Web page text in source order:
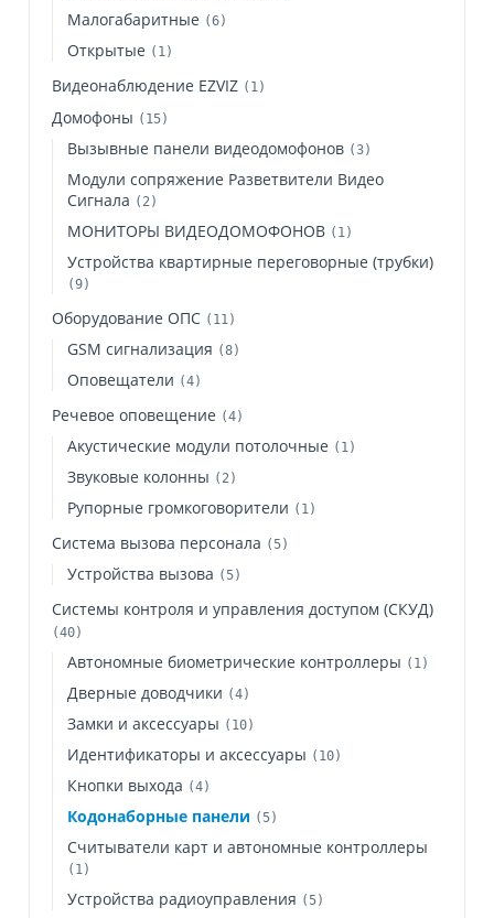
Малогабаритные (6)
Открытые (1)
Видеонаблюдение EZVIZ (1)
Домофоны (15)
Вызывные панели видеодомофонов (3)
Модули сопряжение Разветвители Видео
Сигнала (2)
МОНИТОРЫ ВИДЕОДОМОФОНОВ (1)
Устройства квартирные переговорные (трубки)
(9)
Оборудование ОПС (11)
GSM сигнализация (8)
Оповещатели (4)
Речевое оповещение (4)
Акустические модули потолочные (1)
Звуковые колонны (2)
Рупорные громкоговорители (1)
Система вызова персонала (5)
Устройства вызова (5)
Системы контроля и управления доступом (СКУД)
(40)
Автономные биометрические контроллеры (1)
Дверные доводчики (4)
Замки и аксессуары (10)
Идентификаторы и аксессуары (10)
Кнопки выхода (4)
Кодонаборные панели (5)
Считыватели карт и автономные контроллеры
(1)
Устройства радиоуправления (5)